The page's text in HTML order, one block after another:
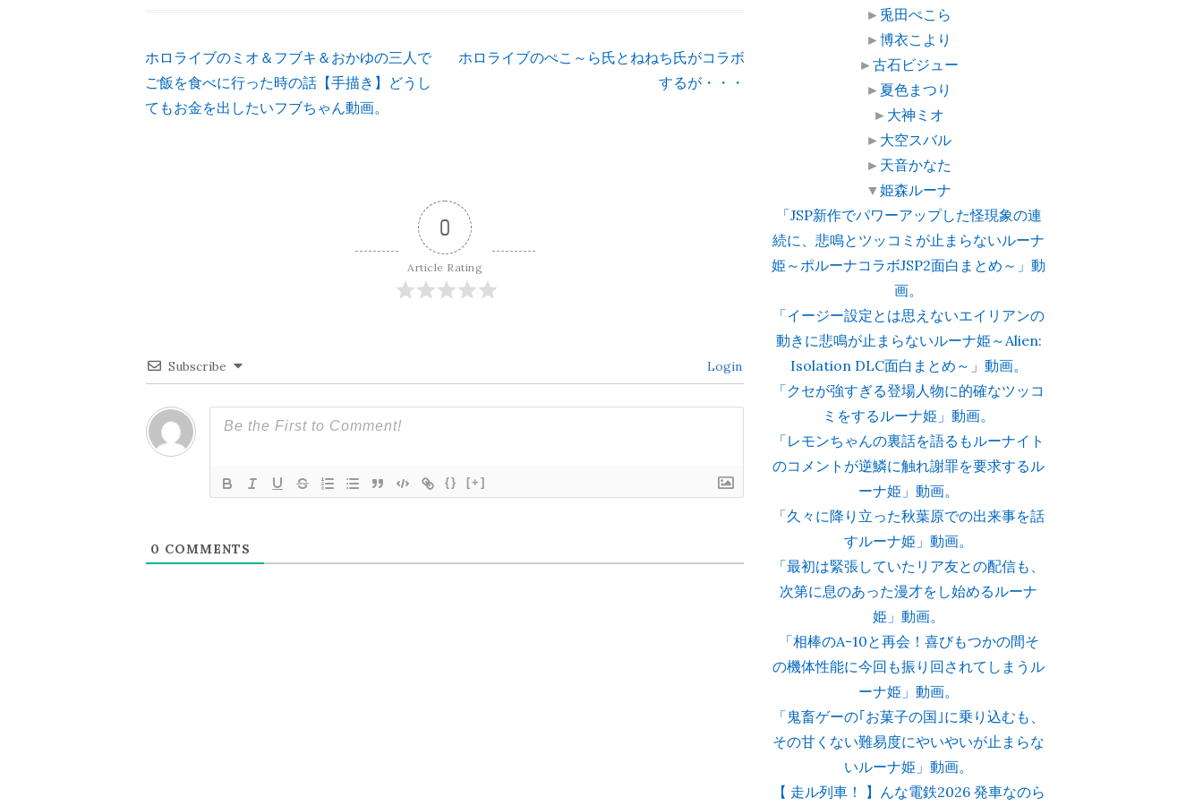
投
稿
シ
ョ
ン
ホロライブのミオ＆フブキ＆おかゆの三人で
ご飯を食べに行った時の話【手描き】どうし
てもお金を出したいフブちゃん動画。
ホロライブのぺこ～ら氏とねねち氏がコラボ
するが・・・
0
Article Rating
Subscribe Login
{} [+]
0 COMMENTS
► 兎田ぺこら
►博衣こより
►古石ビジュー
► 夏色まつり
► 大神ミオ
► 大空スバル
► 天音かなた
▼姫森ルーナ
「JSP新作でパワーアップした怪現象の連
続に、悲鳴とツッコミが止まらないルーナ
姫～ポルーナコラボJSP2面白まとめ～」動
画。
「イージー設定とは思えないエイリアンの
動きに悲鳴が止まらないルーナ姫～Alien:
Isolation DLC面白まとめ～」動画。
「クセが強すぎる登場人物に的確なツッコ
ミをするルーナ姫」動画。
「レモンちゃんの裏話を語るもルーナイト
のコメントが逆鱗に触れ謝罪を要求するル
ーナ姫」動画。
「久々に降り立った秋葉原での出来事を話
すルーナ姫」動画。
「最初は緊張していたリア友との配信も、
次第に息のあった漫才をし始めるルーナ
姫」動画。
「相棒のA-10と再会！喜びもつかの間そ
の機体性能に今回も振り回されてしまうル
ーナ姫」動画。
「鬼畜ゲーの｢お菓子の国｣に乗り込むも、
その甘くない難易度にやいやいが止まらな
いルーナ姫」動画。
【 走ル列車！ 】んな電鉄2026 発車なのら